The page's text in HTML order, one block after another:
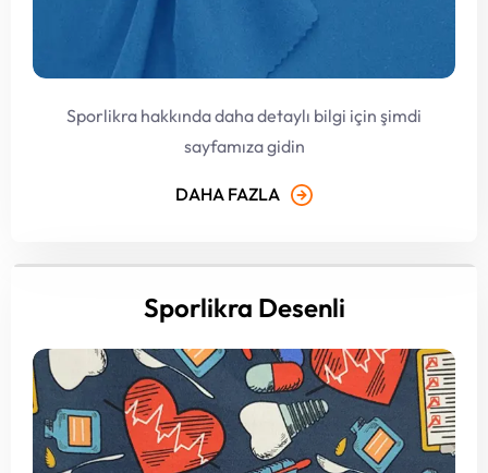
Sporlikra hakkında daha detaylı bilgi için şimdi
sayfamıza gidin
DAHA FAZLA
Sporlikra Desenli